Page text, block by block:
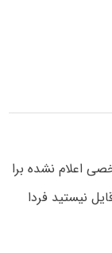
اعلام نشده برا
نیستید فردا